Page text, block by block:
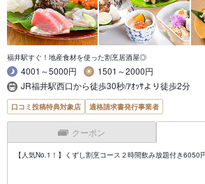
福井駅すぐ！地産食材を使った割烹居酒屋◎
4001～5000円
1501～2000円
JR福井駅西口から徒歩30秒/ｱｵｯｻより徒歩2分
口コミ投稿特典対象店 適格請求書発行事業者
クーポン
【人気No.1！】くずし割烹コース２時間飲み放題付き6050